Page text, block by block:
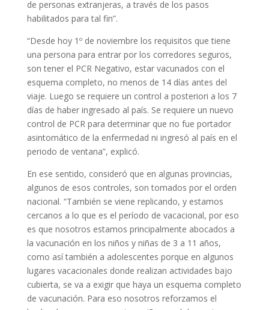
de personas extranjeras, a través de los pasos
habilitados para tal fin”.
“Desde hoy 1º de noviembre los requisitos que tiene
una persona para entrar por los corredores seguros,
son tener el PCR Negativo, estar vacunados con el
esquema completo, no menos de 14 días antes del
viaje. Luego se requiere un control a posteriori a los 7
días de haber ingresado al país. Se requiere un nuevo
control de PCR para determinar que no fue portador
asintomático de la enfermedad ni ingresó al país en el
periodo de ventana”, explicó.
En ese sentido, consideró que en algunas provincias,
algunos de esos controles, son tomados por el orden
nacional. “También se viene replicando, y estamos
cercanos a lo que es el período de vacacional, por eso
es que nosotros estamos principalmente abocados a
la vacunación en los niños y niñas de 3 a 11 años,
como así también a adolescentes porque en algunos
lugares vacacionales donde realizan actividades bajo
cubierta, se va a exigir que haya un esquema completo
de vacunación. Para eso nosotros reforzamos el